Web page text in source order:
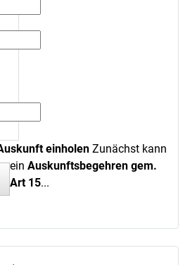
einholen Zunächst kann
ein Auskunftsbegehren gem.
Art 15...